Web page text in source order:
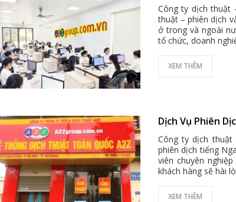
Công ty dịch thuật
thuật – phiên dịch
ở trong và ngoài
tổ chức, doanh
XEM THÊM
Dịch Vụ Phiên
Công ty dịch
phiên dịch tiếng
viên chuyên
khách hàng sẽ hài
XEM THÊM